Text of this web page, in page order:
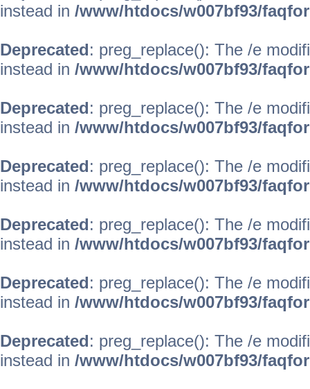
instead in /www/htdocs/w007bf93/
Deprecated: preg_replace(): The /e
instead in /www/htdocs/w007bf93/
Deprecated: preg_replace(): The /e
instead in /www/htdocs/w007bf93/
Deprecated: preg_replace(): The /e
instead in /www/htdocs/w007bf93/
Deprecated: preg_replace(): The /e
instead in /www/htdocs/w007bf93/
Deprecated: preg_replace(): The /e
instead in /www/htdocs/w007bf93/
Deprecated: preg_replace(): The /e
instead in /www/htdocs/w007bf93/